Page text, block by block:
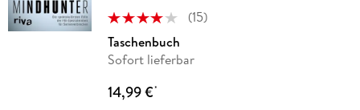
(15)
Taschenbuch
Sofort lieferbar
14,99 €*